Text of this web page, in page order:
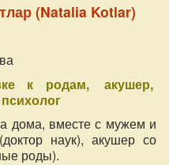
(Natalia Kotlar)
к родам
акушер
психолог
дома, вместе с мужем и
наук), акушер со
роды).